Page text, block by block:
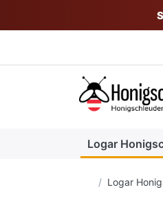
Logar
Startseite
Logar